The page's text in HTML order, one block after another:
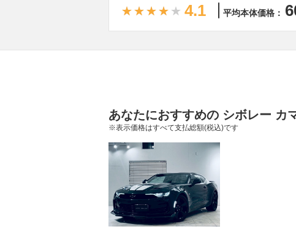
4.1 平均本体価格：
あなたにおすすめの シボレー カ
※表示価格はすべて支払総額(税込)です